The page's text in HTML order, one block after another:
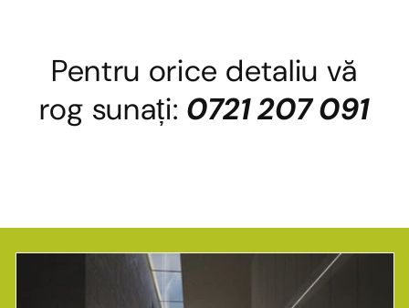
Pentru orice detaliu vă
rog sunați: 0721 207 091